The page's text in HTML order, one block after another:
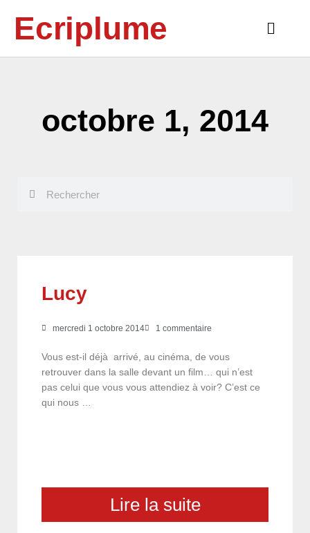
contenuEcriplume
Main
octobre 1, 2014
Lucy
mercredi 1 octobre 2014 1 commentaire
Vous est-il déjà arrivé, au cinéma, de vous
retrouver dans la salle devant un film… qui n’est
pas celui que vous vous attendiez à voir? C’est ce
qui nous …
Lire la suite